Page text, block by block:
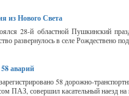
из Нового Света
28-й областной Пушкинский
развернулось в селе Рождествено
аварий
58 дорожно-
ПАЗ, совершил касательный наезд